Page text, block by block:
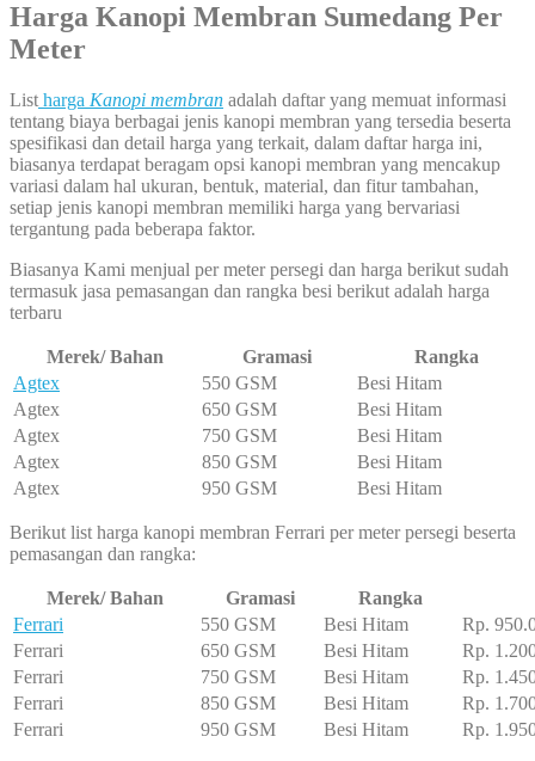
Harga Kanopi Membran Sumedang Per
Meter
List harga Kanopi membran adalah daftar yang memuat informasi
tentang biaya berbagai jenis kanopi membran yang tersedia beserta
spesifikasi dan detail harga yang terkait, dalam daftar harga ini,
biasanya terdapat beragam opsi kanopi membran yang mencakup
variasi dalam hal ukuran, bentuk, material, dan fitur tambahan,
setiap jenis kanopi membran memiliki harga yang bervariasi
tergantung pada beberapa faktor.
Biasanya Kami menjual per meter persegi dan harga berikut sudah
termasuk jasa pemasangan dan rangka besi berikut adalah harga
terbaru
Merek/ Bahan Gramasi
Rangka
Agtex
550 GSM
Besi Hitam
Agtex
650 GSM
Besi Hitam
Agtex
750 GSM
Besi Hitam
Agtex
850 GSM
Besi Hitam
Agtex
950 GSM Besi Hitam
Berikut list harga kanopi membran Ferrari per meter persegi beserta
pemasangan dan rangka:
Merek/ Bahan Gramasi
Rangka
Ferrari
550 GSM Besi Hitam
Rp.
Ferrari
650 GSM Besi Hitam
Rp.
Ferrari
750 GSM Besi Hitam
Rp.
Ferrari
850 GSM Besi Hitam
Rp.
Ferrari
950 GSM Besi Hitam Rp.